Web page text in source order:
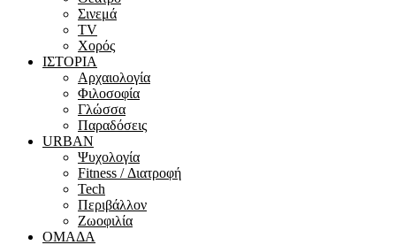
Σινεμά
ΤV
Χορός
ΙΣΤΟΡΙΑ
Αρχαιολογία
Φιλοσοφία
Γλώσσα
Παραδόσεις
URBAN
Ψυχολογία
Fitness / Διατροφή
Tech
Περιβάλλον
Ζωοφιλία
ΟΜΑΔΑ